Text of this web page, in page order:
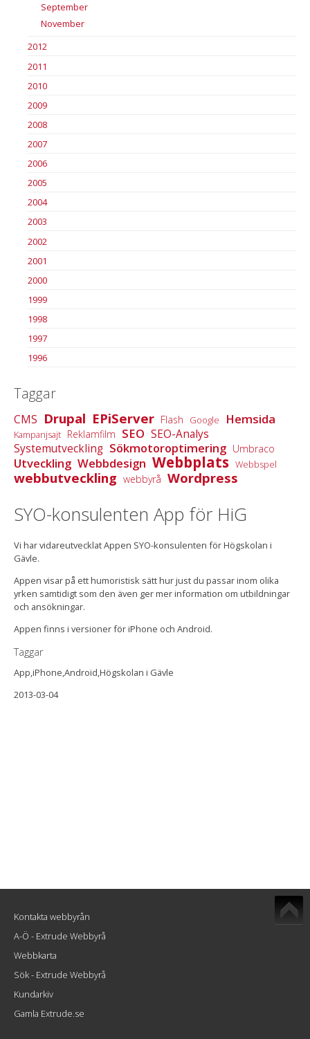
September
November
2012
2011
2010
2009
2008
2007
2006
2005
2004
2003
2002
2001
2000
1999
1998
1997
1996
Taggar
CMS Drupal EPiServer Flash Google Hemsida
Kampanjsajt Reklamfilm SEO SEO-Analys
Systemutveckling Sökmotoroptimering Umbraco
Utveckling Webbdesign Webbplats Webbspel
webbutveckling webbyrå Wordpress
SYO-konsulenten App för HiG
Vi har vidareutvecklat Appen SYO-konsulenten för Högskolan i
Gävle.
Appen visar på ett humoristisk sätt hur just du passar inom olika
yrken samtidigt som den även ger mer information om utbildningar
och ansökningar.
Appen finns i versioner för iPhone och Android.
Taggar
App,iPhone,Android,Högskolan i Gävle
2013-03-04
Kontakta webbyrån
A-Ö - Extrude Webbyrå
Webbkarta
Sök - Extrude Webbyrå
Kundarkiv
Gamla Extrude.se